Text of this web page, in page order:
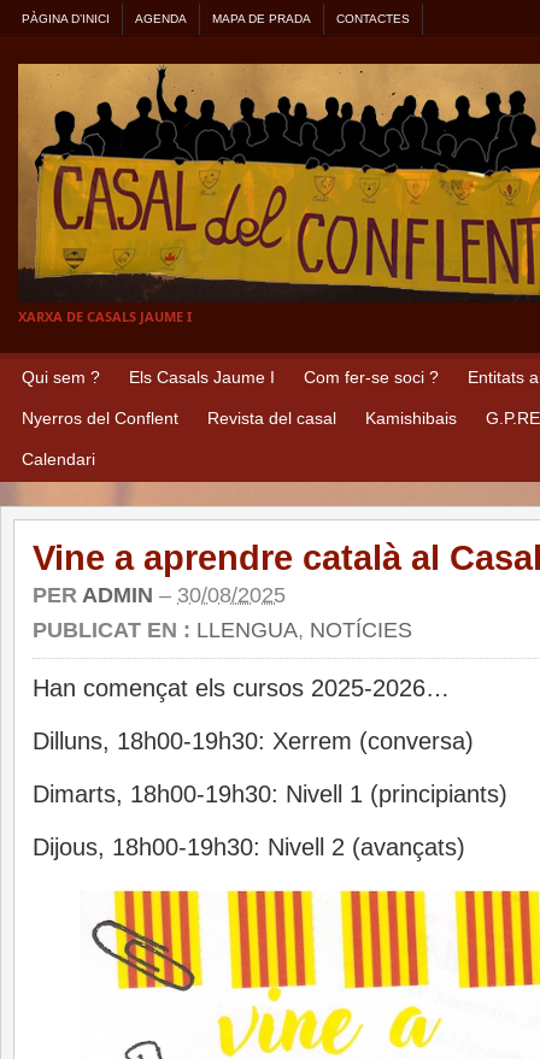
PÀGINA D’INICI AGENDA MAPA DE PRADA CONTACTES
XARXA DE CASALS JAUME I
Qui sem ? Els Casals Jaume I Com fer-se soci ? Entitats
Nyerros del Conflent Revista del casal Kamishibais
Calendari
Vine a aprendre català al
PER ADMIN – 30/08/2025
PUBLICAT EN : LLENGUA, NOTÍCIES
Han començat els cursos 2025-2026…
Dilluns, 18h00-19h30: Xerrem (conversa)
Dimarts, 18h00-19h30: Nivell 1 (principiants)
Dijous, 18h00-19h30: Nivell 2 (avançats)